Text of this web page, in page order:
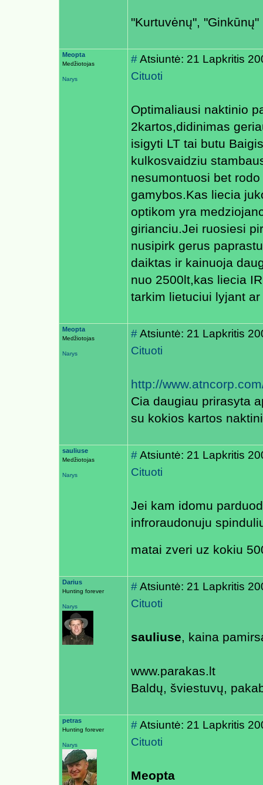
"Kurtuvėnų",
Meopta
Medžiotojas
Narys
#Atsiuntė: 21 Lapkritis
Cituoti
Optimaliausi naktinio
2kartos,didinimas
isigyti LT tai butu
kulkosvaidziu
nesumontuosi bet
gamybos.Kas liecia
optikom yra
girianciu.Jei ruosiesi
nusipirk gerus
daiktas ir kainuoja
nuo 2500lt,kas liecia
tarkim lietuciui lyjant
Meopta
Medžiotojas
Narys
#Atsiuntė: 21 Lapkritis
Cituoti
http://
Cia daugiau prirasyta
su kokios kartos
sauliuse
Medžiotojas
Narys
#Atsiuntė: 21 Lapkritis
Cituoti
Jei kam idomu
infroraudonuju
matai zveri uz kokiu
Darius
Hunting forever
Narys
#Atsiuntė: 21 Lapkritis
Cituoti
sauliuse, kaina
www.parakas.lt
Baldų, šviestuvų,
petras
Hunting forever
Narys
#Atsiuntė: 21 Lapkritis
Cituoti
Meopta